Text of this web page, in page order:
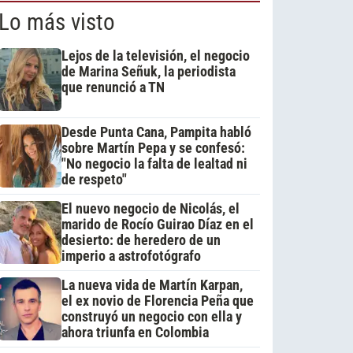
más visto
Lejos de la televisión, el negocio
de Marina Señuk, la periodista
que renunció a TN
Desde Punta Cana, Pampita habló
sobre Martín Pepa y se confesó:
"No negocio la falta de lealtad ni
de respeto"
El nuevo negocio de Nicolás, el
marido de Rocío Guirao Díaz en el
desierto: de heredero de un
imperio a astrofotógrafo
La nueva vida de Martín Karpan,
el ex novio de Florencia Peña que
construyó un negocio con ella y
ahora triunfa en Colombia